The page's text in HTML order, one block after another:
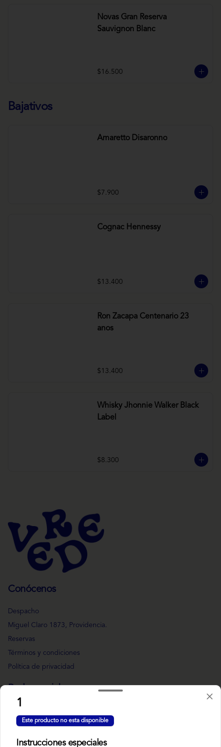
Novas Gran Reserva
Sauvignon Blanc
$16.500
Bajativos
Amaretto Disaronno
$7.900
Cognac Hennessy
$13.400
Ron Zacapa Centenario 23
anos
$13.400
Whisky Jhonnie Walker Black
Label
$8.300
Conócenos
Despacho
Miguel Claro 1873, Providencia.
Reservas
Términos y condiciones
Política de privacidad
Redes sociales
Facebook
1
Este producto no esta disponible
Instrucciones especiales